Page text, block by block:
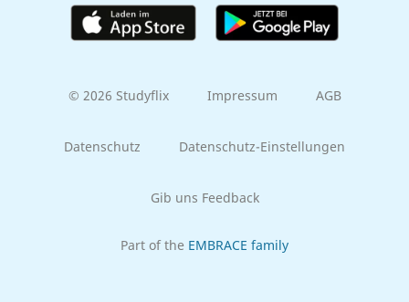
© 2026 Studyflix Impressum AGB
Datenschutz Datenschutz-Einstellungen
Gib uns Feedback
Part of the EMBRACE family